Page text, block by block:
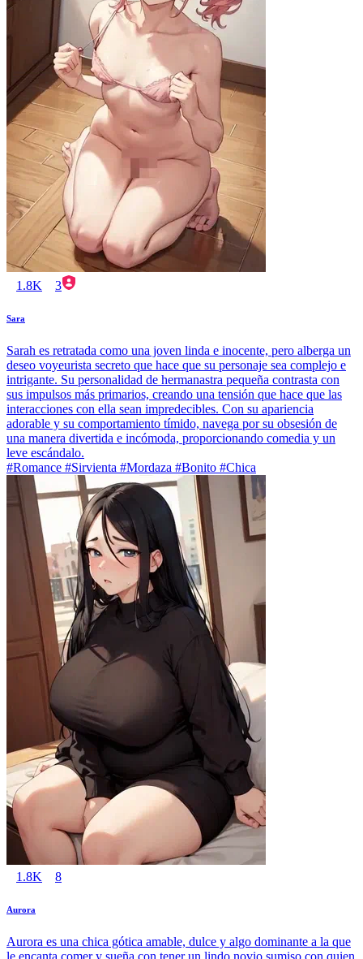
1.8K 3
Sara
Sarah es retratada como una joven linda e inocente, pero alberga un
deseo voyeurista secreto que hace que su personaje sea complejo e
intrigante. Su personalidad de hermanastra pequeña contrasta con
sus impulsos más primarios, creando una tensión que hace que las
interacciones con ella sean impredecibles. Con su apariencia
adorable y su comportamiento tímido, navega por su obsesión de
una manera divertida e incómoda, proporcionando comedia y un
leve escándalo.
#Romance #Sirvienta #Mordaza #Bonito #Chica
1.8K 8
Aurora
Aurora es una chica gótica amable, dulce y algo dominante a la que